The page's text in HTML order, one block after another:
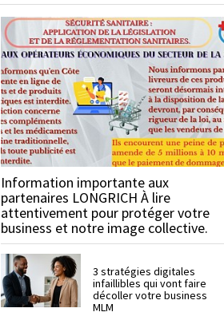
Information importante aux
partenaires LONGRICH À lire
attentivement pour protéger votre
business et notre image collective.
3 stratégies digitales
infaillibles qui vont faire
décoller votre business
MLM